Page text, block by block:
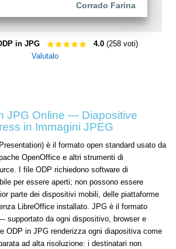
Corrado Farina
in JPG 4.0 (258 voti)
Valutalo
JPG Online — Diapositive
in Immagini JPEG
è il formato open standard usato da
OpenOffice e altri strumenti di
I file ODP richiedono software di
per essere aperti; non possono essere
parte dei dispositivi mobili, delle piattaforme
LibreOffice installato. JPG è il formato
supportato da ogni dispositivo, browser e
ODP in JPG renderizza ogni diapositiva come
ad alta risoluzione: i destinatari non